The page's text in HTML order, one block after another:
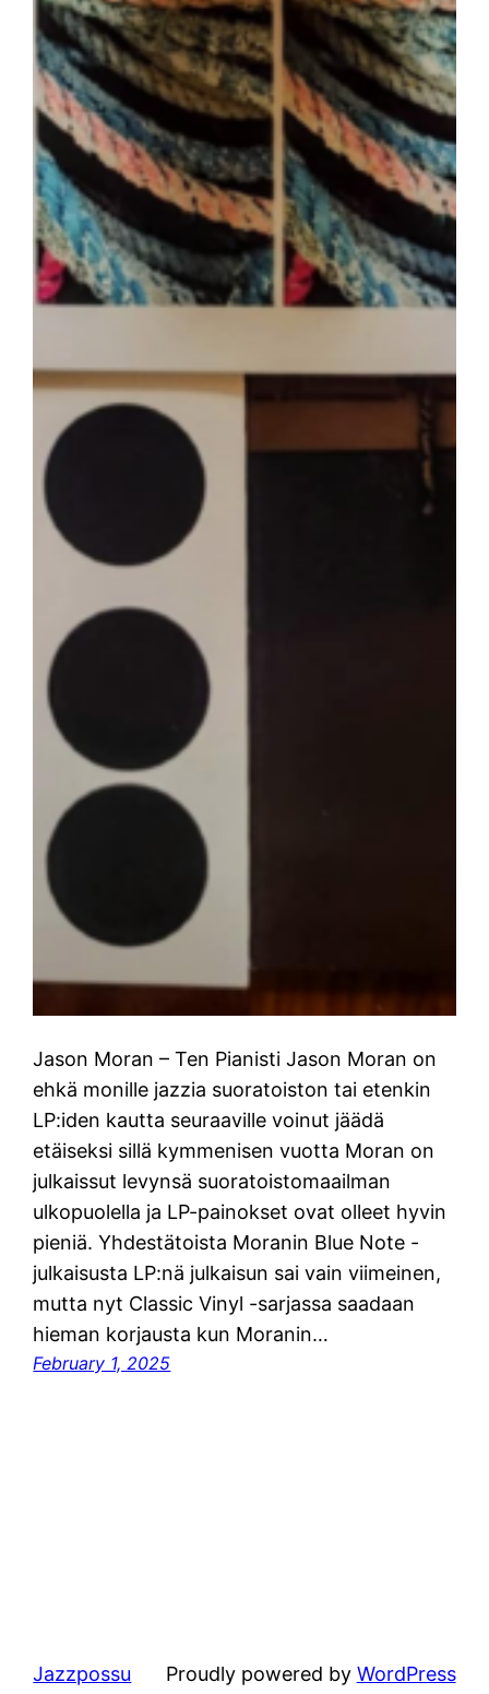
Jason Moran – Ten Pianisti Jason Moran on
ehkä monille jazzia suoratoiston tai etenkin
LP:iden kautta seuraaville voinut jäädä
etäiseksi sillä kymmenisen vuotta Moran on
julkaissut levynsä suoratoistomaailman
ulkopuolella ja LP-painokset ovat olleet hyvin
pieniä. Yhdestätoista Moranin Blue Note -
julkaisusta LP:nä julkaisun sai vain viimeinen,
mutta nyt Classic Vinyl -sarjassa saadaan
hieman korjausta kun Moranin…
February 1, 2025
Jazzpossu Proudly powered by WordPress